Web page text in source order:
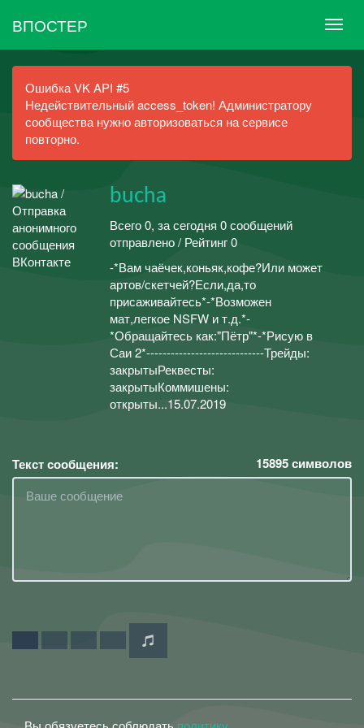
ВПОСТЕР
Ошибка VK API #5
Недействительный access_token! Администратору
сообщества нужно авторизоваться на сервисе
повторно.
bucha
Всего 0, за сегодня 0 сообщений
отправлено / Рейтинг 0
-*Вам чаёчек,коньяк,кофе?Или может
артов/скетчей?Если,да,то
присаживайтесь*-*Возможен
мат,легкое NSFW и т.д.*-
*Обращайтесь как:"Пётр"*-*Рисую в
Саи 2*-----------------------------Трейды:
закрытыРеквесты:
закрытыКоммишены:
открыты...15.07.2019
Текст сообщения: 15895символов